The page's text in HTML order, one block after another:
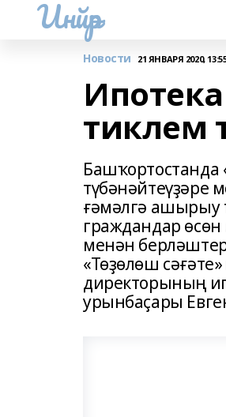
Инйәр
Новости 21 ЯНВАРЯ 2020,
тиклем
Башҡортостанда
түбәнәйтеүҙәре
ғәмәлгә ашырыу
граждандар
менән
«Төҙөлөш
директорының
урынбаҫары